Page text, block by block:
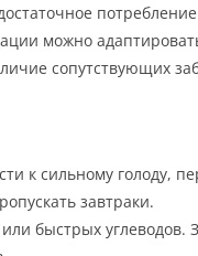
можно
сопутствующих
к сильному голоду,
завтраки.
быстрых углеводов.